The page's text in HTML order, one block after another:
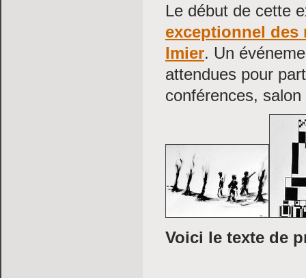
Le début de cette
exceptionnel des
Imier. Un
attendues pour
conférences,
Voici le texte de